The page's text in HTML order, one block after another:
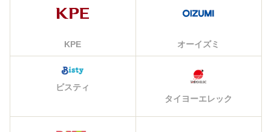
KPE オーイズミ
ビスティ
タイヨーエレック